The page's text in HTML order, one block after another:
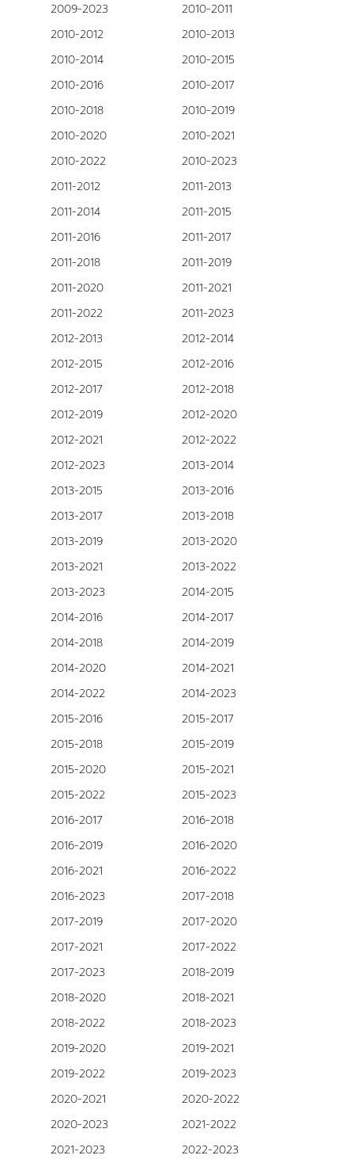
2009-2023
2010-2011
2010-2012
2010-2013
2010-2014
2010-2015
2010-2016
2010-2017
2010-2018
2010-2019
2010-2020
2010-2021
2010-2022
2010-2023
2011-2012
2011-2013
2011-2014
2011-2015
2011-2016
2011-2017
2011-2018
2011-2019
2011-2020
2011-2021
2011-2022
2011-2023
2012-2013
2012-2014
2012-2015
2012-2016
2012-2017
2012-2018
2012-2019
2012-2020
2012-2021
2012-2022
2012-2023
2013-2014
2013-2015
2013-2016
2013-2017
2013-2018
2013-2019
2013-2020
2013-2021
2013-2022
2013-2023
2014-2015
2014-2016
2014-2017
2014-2018
2014-2019
2014-2020
2014-2021
2014-2022
2014-2023
2015-2016
2015-2017
2015-2018
2015-2019
2015-2020
2015-2021
2015-2022
2015-2023
2016-2017
2016-2018
2016-2019
2016-2020
2016-2021
2016-2022
2016-2023
2017-2018
2017-2019
2017-2020
2017-2021
2017-2022
2017-2023
2018-2019
2018-2020
2018-2021
2018-2022
2018-2023
2019-2020
2019-2021
2019-2022
2019-2023
2020-2021
2020-2022
2020-2023
2021-2022
2021-2023
2022-2023